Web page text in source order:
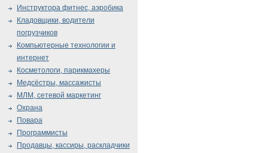
Инструктора фитнес, аэробика
Кладовщики, водители
погрузчиков
Компьютерные технологии и
интернет
Косметологи, парикмахеры
Медсёстры, массажисты
МЛМ, сетевой маркетинг
Охрана
Повара
Программисты
Продавцы, кассиры, раскладчики